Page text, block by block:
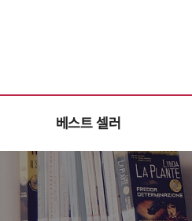
베스트 셀러